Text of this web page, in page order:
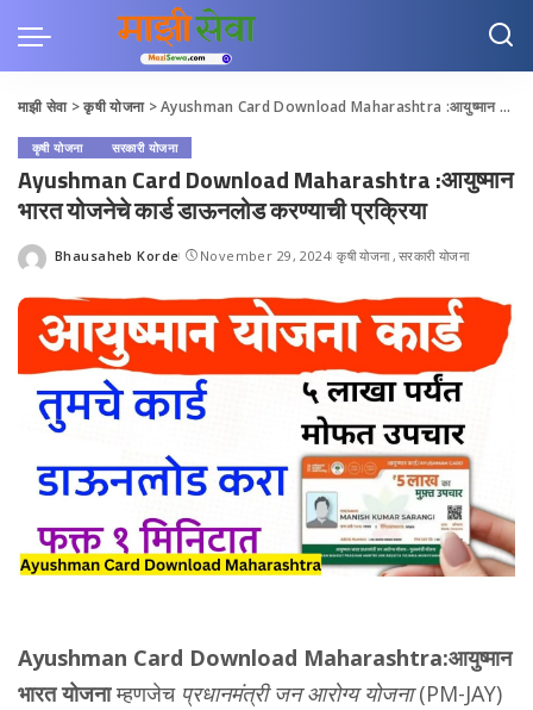
माझी सेवा>कृषी योजना>Ayushman Card Download Maharashtra :आयुष्मान भारत योजनेचे कार्ड डाऊनलोड करण्याची प्रक्रिया
कृषी योजना सरकारी योजना
Ayushman Card Download Maharashtra :आयुष्मान
भारत योजनेचे कार्ड डाऊनलोड करण्याची प्रक्रिया
Posted
Bhausaheb Korde November 29, 2024 कृषी योजना सरकारी योजना
Ayushman Card Download Maharashtra:आयुष्मान
भारत योजनाम्हणजेच प्रधानमंत्री जन आरोग्य योजना(PM-JAY)